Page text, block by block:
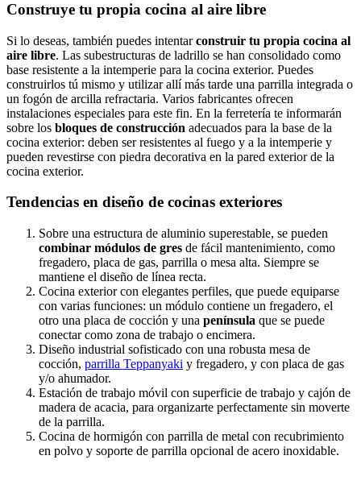
Construye tu propia cocina al aire libre
Si lo deseas, también puedes intentarconstruir tu propia cocina al
aire libre. Las subestructuras de ladrillo se han consolidado como
base resistente a la intemperie para la cocina exterior. Puedes
construirlos tú mismo y utilizar allí más tarde una parrilla integrada o
un fogón de arcilla refractaria. Varios fabricantes ofrecen
instalaciones especiales para este fin. En la ferretería te informarán
sobre los bloques de construcción adecuados para la base de la
cocina exterior: deben ser resistentes al fuego y a la intemperie y
pueden revestirse con piedra decorativa en la pared exterior de la
cocina exterior.
Tendencias en diseño de cocinas exteriores
Sobre una estructura de aluminio superestable, se pueden
combinar módulos de gres de fácil mantenimiento, como
fregadero, placa de gas, parrilla o mesa alta. Siempre se
mantiene el diseño de línea recta.
Cocina exterior con elegantes perfiles, que puede equiparse
con varias funciones: un módulo contiene un fregadero, el
otro una placa de cocción y una península que se puede
conectar como zona de trabajo o encimera.
Diseño industrial sofisticado con una robusta mesa de
cocción, parrilla Teppanyaki y fregadero, y con placa de gas
y/o ahumador.
Estación de trabajo móvil con superficie de trabajo y cajón de
madera de acacia, para organizarte perfectamente sin moverte
de la parrilla.
Cocina de hormigón con parrilla de metal con recubrimiento
en polvo y soporte de parrilla opcional de acero inoxidable.